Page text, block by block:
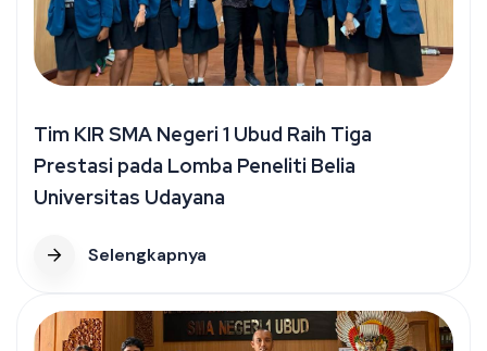
Tim KIR SMA Negeri 1 Ubud Raih Tiga
Prestasi pada Lomba Peneliti Belia
Universitas Udayana
Selengkapnya